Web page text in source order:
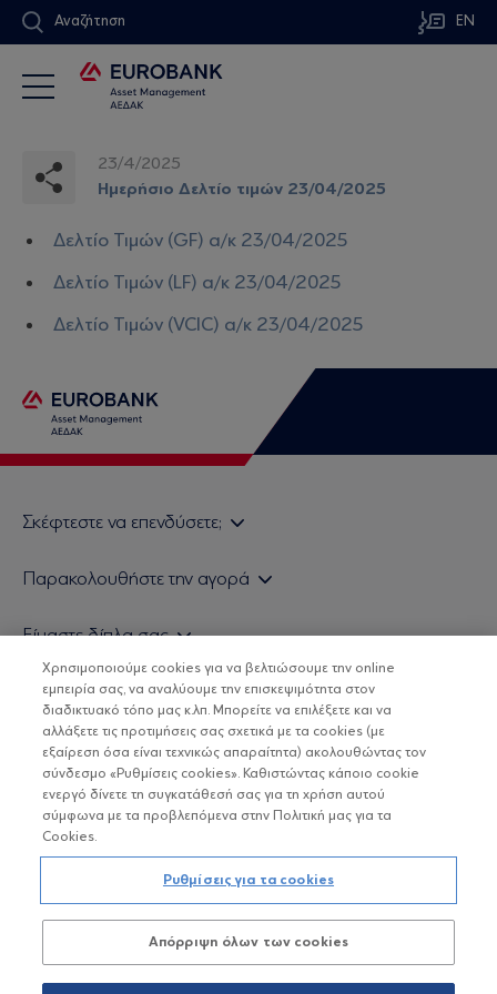
Αναζήτηση EN
23/4/2025
Ημερήσιο Δελτίο τιμών 23/04/2025
Δελτίο Τιμών (GF) α/κ 23/04/2025
Δελτίο Τιμών (LF) α/κ 23/04/2025
Δελτίο Τιμών (VCIC) α/κ 23/04/2025
Σκέφτεστε να επενδύσετε;
Τιμολογιακή Πολιτική
Δείτε τις πολιτικές μας
Βασικές Γνώσεις
Παρακολουθήστε την αγορά
Τα νέα μας
Χρήσιμοι σύνδεσμοι
Είμαστε δίπλα σας
H Eurobank Asset Management ΑΕΔΑΚ
Επενδυτική φιλοσοφία ESG
Πιστοποιημένα στελέχη και συνεργάτες
Αποστολή Βιογραφικών
ΟΙ ΟΣΕΚΑ ΔΕΝ ΕΧΟΥΝ ΕΓΓΥΗΜΕΝΗ ΑΠΟΔΟΣΗ ΚΑΙ ΟΙ
ΠΡΟΗΓΟΥΜΕΝΕΣ ΑΠΟΔΟΣΕΙΣ ΔΕΝ ΔΙΑΣΦΑΛΙΖΟΥΝ ΤΙΣ
ΜΕΛΛΟΝΤΙΚΕΣ
Copyright © Eurobank ΑΕΔΑΚ
Προστασία Προσωπικών Δεδομένων
Όροι χρήσης
Χρησιμοποιούμε cookies για να βελτιώσουμε την online
εμπειρία σας, να αναλύουμε την επισκεψιμότητα στον
διαδικτυακό τόπο μας κ.λπ. Μπορείτε να επιλέξετε και να
αλλάξετε τις προτιμήσεις σας σχετικά με τα cookies (με
εξαίρεση όσα είναι τεχνικώς απαραίτητα) ακολουθώντας τον
σύνδεσμο «Ρυθμίσεις cookies». Καθιστώντας κάποιο cookie
ενεργό δίνετε τη συγκατάθεσή σας για τη χρήση αυτού
σύμφωνα με τα προβλεπόμενα στην Πολιτική μας για τα
Cookies.
Ρυθμίσεις για τα cookies
Απόρριψη όλων των cookies